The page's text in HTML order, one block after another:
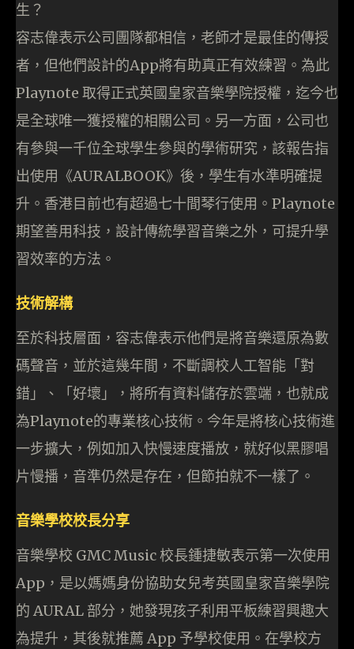
生？
容志偉表示公司團隊都相信，老師才是最佳的傳授
者，但他們設計的App將有助真正有效練習。為此
Playnote 取得正式英國皇家音樂學院授權，迄今也
是全球唯一獲授權的相關公司。另一方面，公司也
有參與一千位全球學生參與的學術研究，該報告指
出使用《AURALBOOK》後，學生有水準明確提
升。香港目前也有超過七十間琴行使用。Playnote
期望善用科技，設計傳統學習音樂之外，可提升學
習效率的方法。
技術解構
至於科技層面，容志偉表示他們是將音樂還原為數
碼聲音，並於這幾年間，不斷調校人工智能「對
錯」、「好壞」，將所有資料儲存於雲端，也就成
為Playnote的專業核心技術。今年是將核心技術進
一步擴大，例如加入快慢速度播放，就好似黑膠唱
片慢播，音準仍然是存在，但節拍就不一樣了。
音樂學校校長分享
音樂學校 GMC Music 校長鍾捷敏表示第一次使用
App，是以媽媽身份協助女兒考英國皇家音樂學院
的 AURAL 部分，她發現孩子利用平板練習興趣大
為提升，其後就推薦 App 予學校使用。在學校方